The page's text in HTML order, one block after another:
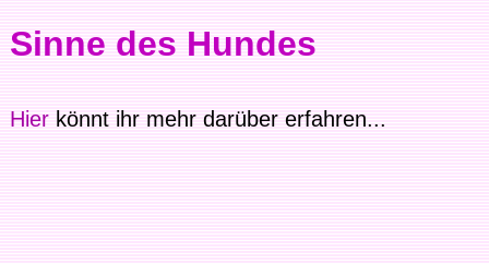
Sinne des Hundes
Hierkönnt ihr mehr darüber erfahren...